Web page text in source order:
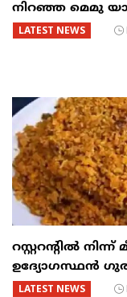
നിറഞ്ഞ മെമു
LATEST NEWS
റസ്റ്ററന്റില്‍
ഉദ്യോഗസ്ഥന്‍
LATEST NEWS